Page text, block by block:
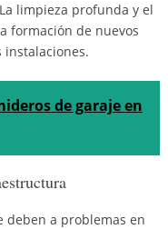
limpieza profunda y el
formación de nuevos
instalaciones.
de garaje en
deben a problemas en